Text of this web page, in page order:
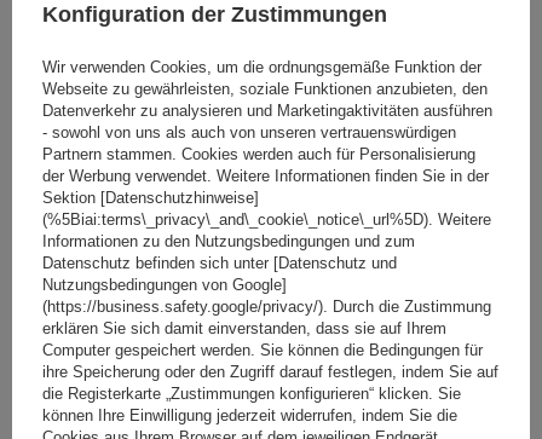
258,80 €inkl. MwSt
Niedrigster Preis in 30 Tagen vor Rabatt: 272,39 €-4%
Große Menge verfügbar
Wir versenden schon am11. August
In den
Warenkorb
Konfiguration der Zustimmungen
Wir verwenden Cookies, um die ordnungsgemäße Funktion der
Webseite zu gewährleisten, soziale Funktionen anzubieten, den
Datenverkehr zu analysieren und Marketingaktivitäten ausführen
- sowohl von uns als auch von unseren vertrauenswürdigen
Partnern stammen. Cookies werden auch für Personalisierung
der Werbung verwendet. Weitere Informationen finden Sie in der
Sektion [Datenschutzhinweise]
(%5Biai:terms\_privacy\_and\_cookie\_notice\_url%5D). Weitere
Informationen zu den Nutzungsbedingungen und zum
Datenschutz befinden sich unter [Datenschutz und
Nutzungsbedingungen von Google]
(https://business.safety.google/privacy/). Durch die Zustimmung
erklären Sie sich damit einverstanden, dass sie auf Ihrem
Computer gespeichert werden. Sie können die Bedingungen für
ihre Speicherung oder den Zugriff darauf festlegen, indem Sie auf
die Registerkarte „Zustimmungen konfigurieren“ klicken. Sie
können Ihre Einwilligung jederzeit widerrufen, indem Sie die